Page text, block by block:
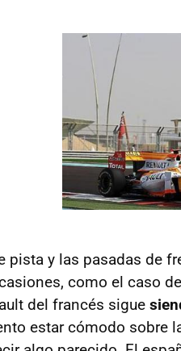
pista y las pasadas de
como el caso
del francés sigue
estar cómodo sobre